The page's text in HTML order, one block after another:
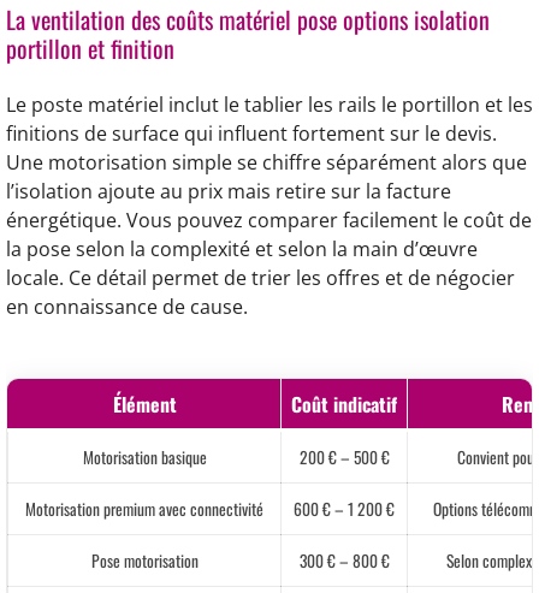
La ventilation des coûts matériel pose options isolation
portillon et finition
Le poste matériel inclut le tablier les rails le portillon et les
finitions de surface qui influent fortement sur le devis.
Une motorisation simple se chiffre séparément alors que
l’isolation ajoute au prix mais retire sur la facture
énergétique. Vous pouvez comparer facilement le coût de
la pose selon la complexité et selon la main d’œuvre
locale. Ce détail permet de trier les offres et de négocier
en connaissance de cause.
Élément Coût indicatif
Motorisation basique 200 € – 500 € Convient
Motorisation premium avec connectivité 600 € – 1 200 € Options
Pose motorisation 300 € – 800 € Selon